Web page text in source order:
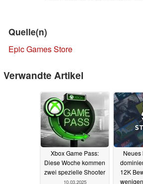
Quelle(n)
Epic Games Store
Verwandte Artikel
Xbox Game Pass:
Diese Woche kommen
zwei spezielle Shooter
10.03.2025
Neues
12K